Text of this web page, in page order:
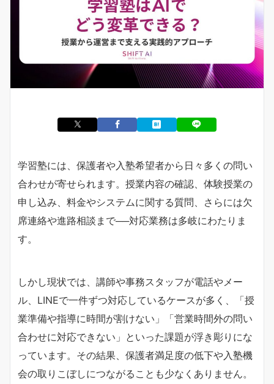
学習塾には、保護者や入塾希望者から日々多くの問い
合わせが寄せられます。授業内容の確認、体験授業の
申し込み、料金やシステムに関する質問、さらには欠
席連絡や進路相談まで──対応業務は多岐にわたりま
す。
しかし現状では、講師や事務スタッフが電話やメー
ル、LINEで一件ずつ対応しているケースが多く、「授
業準備や指導に時間が割けない」「営業時間外の問い
合わせに対応できない」といった課題が浮き彫りにな
っています。その結果、保護者満足度の低下や入塾機
会の取りこぼしにつながることも少なくありません。